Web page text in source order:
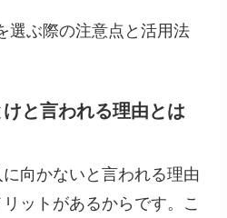
と言われる理由とは
向かないと言われる理由
ットがあるからです。こ